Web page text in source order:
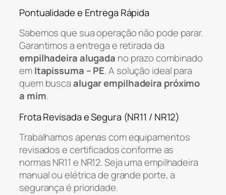
Pontualidade e Entrega Rápida
Sabemos que sua operação não pode parar.
Garantimos a entrega e retirada da
empilhadeira alugada no prazo combinado
emItapissuma – PE. A solução ideal para
quem buscaalugar empilhadeira próximo
a mim.
Frota Revisada e Segura (NR11 / NR12)
Trabalhamos apenas com equipamentos
revisados e certificados conforme as
normas NR11 e NR12. Seja uma empilhadeira
manual ou elétrica de grande porte, a
segurança é prioridade.